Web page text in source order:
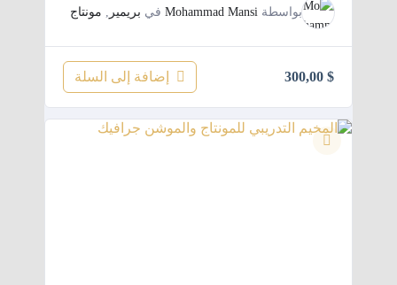
بواسطة Mohammad Mansi في بريمير مونتاج
$ إضافة إلى السلة